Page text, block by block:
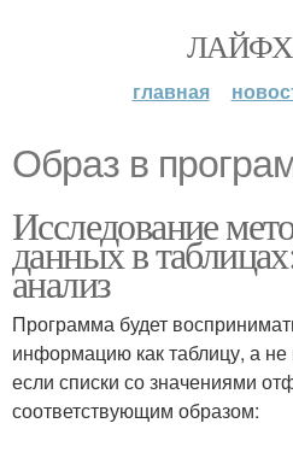
главная
Образ в
Исследование
данных в
анализ
Программа будет
информацию как таблицу, а
если списки со значениями
соответствующим образом: